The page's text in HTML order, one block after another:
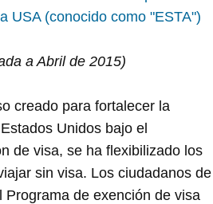
USA (conocido como "ESTA")
a Abril de 2015)
creado para fortalecer la
Unidos bajo el
de visa, se ha flexibilizado los
sin visa. Los ciudadanos de
Programa de exención de visa